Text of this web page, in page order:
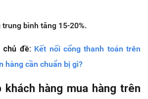
bình tăng 15-20%.
chủ đề: Kết nối cổng thanh toán trên
hàng cần chuẩn bị gì?
khách hàng mua hàng trên